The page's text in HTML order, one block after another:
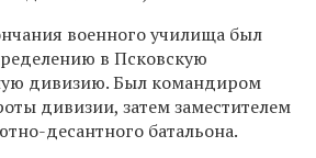
военного училища был
в Псковскую
дивизию. Был командиром
дивизии, затем заместителем
десантного батальона.